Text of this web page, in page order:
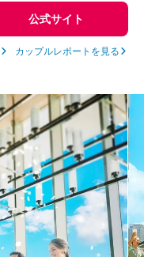
公式サイト
カップルレポートを見る